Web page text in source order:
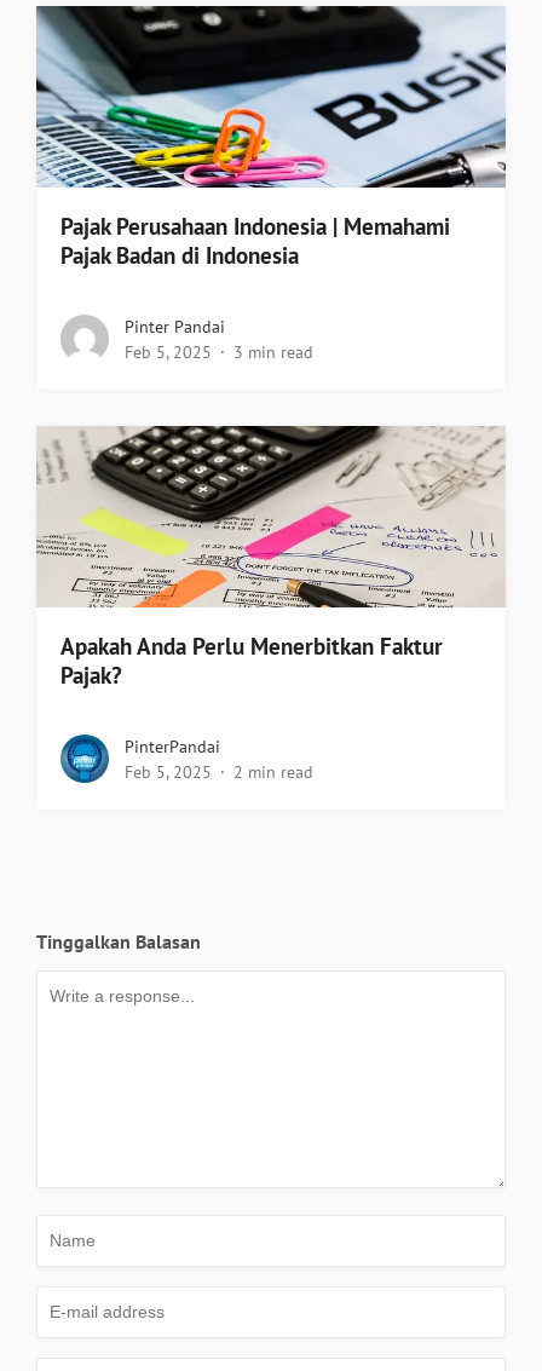
Pajak Perusahaan Indonesia | Memahami
Pajak Badan di Indonesia
Pinter Pandai
Feb 5, 2025
3 min read
Apakah Anda Perlu Menerbitkan Faktur
Pajak?
PinterPandai
Feb 5, 2025
2 min read
Tinggalkan Balasan